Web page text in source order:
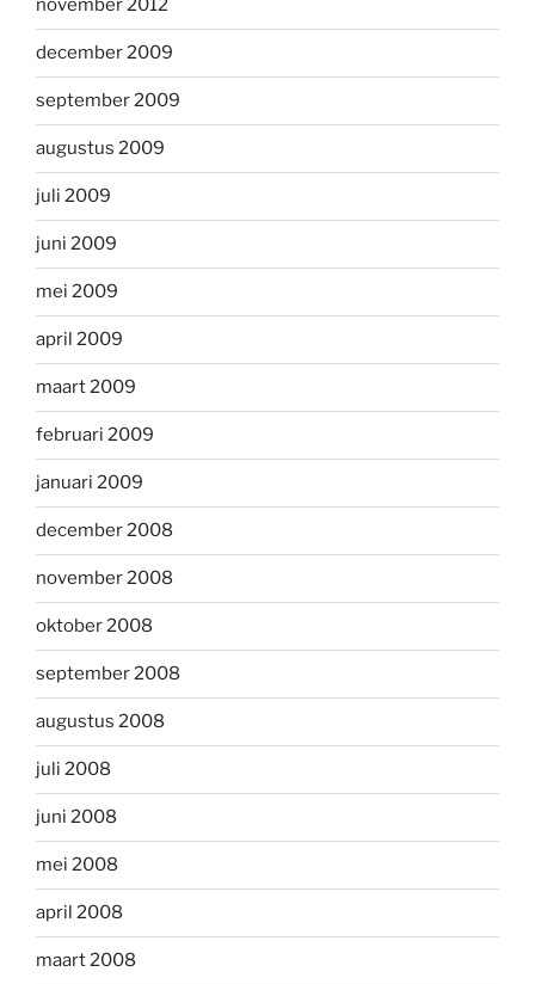
november 2012
december 2009
september 2009
augustus 2009
juli 2009
juni 2009
mei 2009
april 2009
maart 2009
februari 2009
januari 2009
december 2008
november 2008
oktober 2008
september 2008
augustus 2008
juli 2008
juni 2008
mei 2008
april 2008
maart 2008